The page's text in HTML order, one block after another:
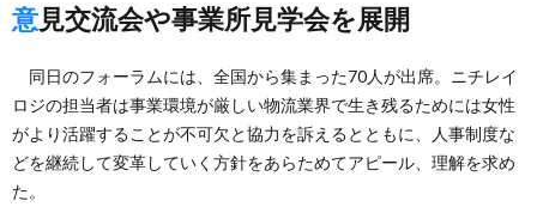
意見交流会や事業所見学会を展開
同日のフォーラムには、全国から集まった70人が出席。ニチレイ
ロジの担当者は事業環境が厳しい物流業界で生き残るためには女性
がより活躍することが不可欠と協力を訴えるとともに、人事制度な
どを継続して変革していく方針をあらためてアピール、理解を求め
た。